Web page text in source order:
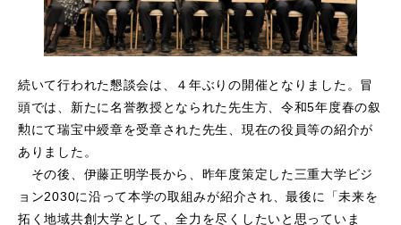
続いて行われた懇談会は、４年ぶりの開催となりました。冒
頭では、新たに名誉教授となられた先生方、令和5年度春の叙
勲にて瑞宝中綬章を受章された先生、現在の役員等の紹介が
ありました。
その後、伊藤正明学長から、昨年度策定した三重大学ビジ
ョン2030に沿って本学の取組みが紹介され、最後に「未来を
拓く地域共創大学として、全力を尽くしたいと思っていま